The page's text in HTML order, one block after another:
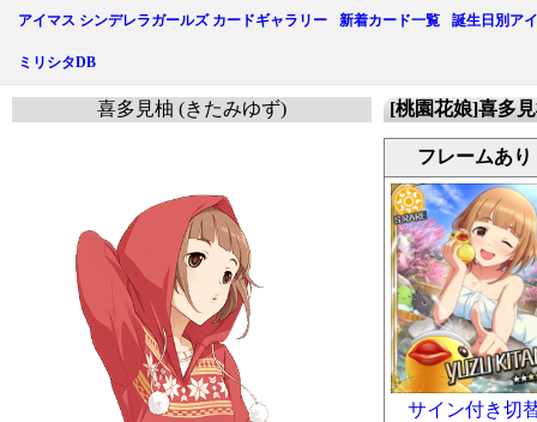
アイマス シンデレラガールズ カードギャラリー 新着カード一覧 誕生日別ア
ミリシタDB
[桃園花娘]喜多
フレームあり
サイン付き切
喜多見柚 (きたみゆず)